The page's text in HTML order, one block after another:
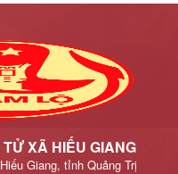
XÃ HIẾU GIANG
Giang, tỉnh Quảng Trị